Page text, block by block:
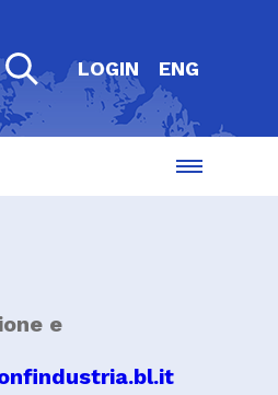
LOGIN ENG
e